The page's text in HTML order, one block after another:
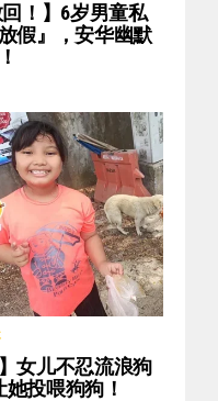
回！】6岁男童私
假』，安华幽默
女儿不忍流浪狗
投喂狗狗！